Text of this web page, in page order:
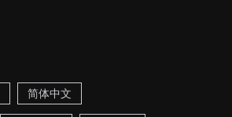
简体中文